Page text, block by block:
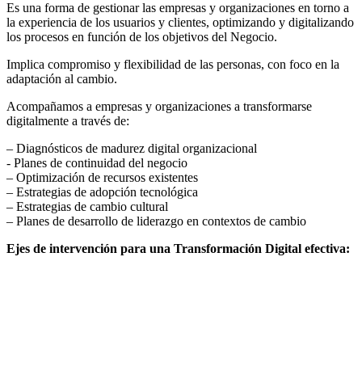
Es una forma de gestionar las empresas y organizaciones en torno a
la experiencia de los usuarios y clientes, optimizando y digitalizando
los procesos en función de los objetivos del Negocio.
Implica compromiso y flexibilidad de las personas, con foco en la
adaptación al cambio.
Acompañamos a empresas y organizaciones a transformarse
digitalmente a través de:
– Diagnósticos de madurez digital organizacional
​- Planes de continuidad del negocio
– Optimización de recursos existentes
– Estrategias de adopción tecnológica
– Estrategias de cambio cultural
– Planes de desarrollo de liderazgo en contextos de cambio
Ejes de intervención para una Transformación Digital efectiva: